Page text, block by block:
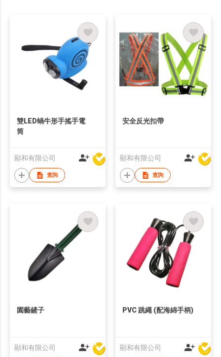
雙LED蝸牛形手搖手電
筒
顯和有限公司
查詢
安全反光扣帶
顯和有限公司
查詢
園藝鏟子
顯和有限公司
PVC 跳繩 (配海綿手柄)
顯和有限公司